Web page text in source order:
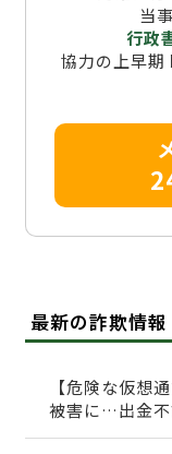
当
行政
協力の上早期
最新の詐欺情報
【危険な仮想
被害に…出金不